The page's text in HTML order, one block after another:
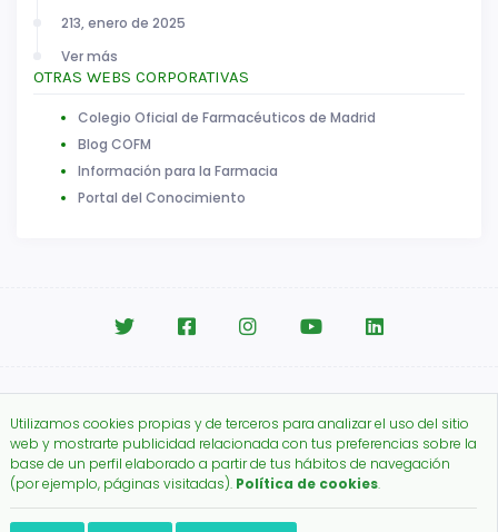
213, enero de 2025
Ver más
OTRAS WEBS CORPORATIVAS
Colegio Oficial de Farmacéuticos de Madrid
Blog COFM
Información para la Farmacia
Portal del Conocimiento
Copyright © 2026.
Colegio Oficial de Farmacéuticos de Madrid.
Utilizamos cookies propias y de terceros para analizar el uso del sitio
web y mostrarte publicidad relacionada con tus preferencias sobre la
base de un perfil elaborado a partir de tus hábitos de navegación
(por ejemplo, páginas visitadas). Política de cookies.